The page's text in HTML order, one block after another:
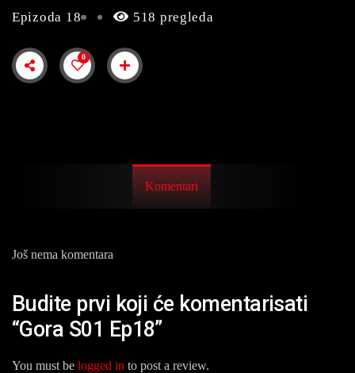
Epizoda 18 518 pregleda
0
Komentari
Još nema komentara
Budite prvi koji će komentarisati
“Gora S01 Ep18”
You must be logged in to post a review.